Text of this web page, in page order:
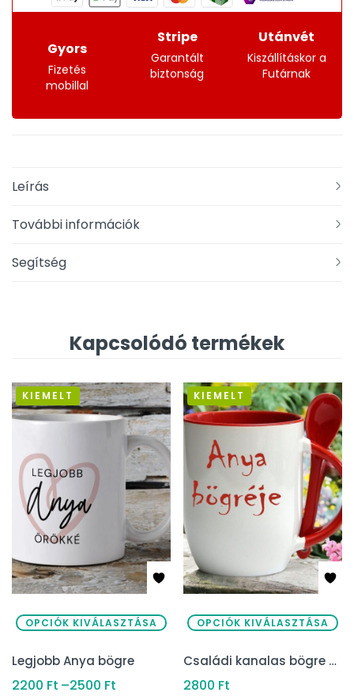
Gyors
Fizetés
mobillal
Stripe
Garantált
biztonság
Utánvét
Kiszállításkor a
Futárnak
Leírás
További információk
Segítség
Kapcsolódó termékek
KIEMELT
OPCIÓK KIVÁLASZTÁSA
Legjobb Anya bögre
2200 Ft –2500 Ft
KIEMELT
OPCIÓK KIVÁLASZTÁSA
Családi kanalas bögre (Piros)
2800 Ft